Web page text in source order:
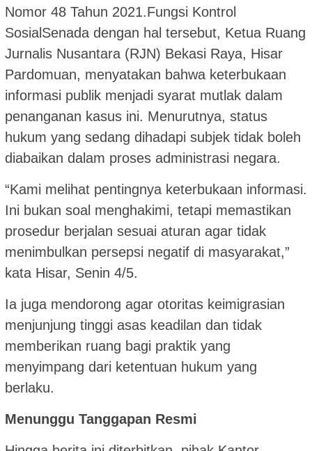
Nomor 48 Tahun 2021.Fungsi Kontrol
SosialSenada dengan hal tersebut, Ketua Ruang
Jurnalis Nusantara (RJN) Bekasi Raya, Hisar
Pardomuan, menyatakan bahwa keterbukaan
informasi publik menjadi syarat mutlak dalam
penanganan kasus ini. Menurutnya, status
hukum yang sedang dihadapi subjek tidak boleh
diabaikan dalam proses administrasi negara.
“Kami melihat pentingnya keterbukaan informasi.
Ini bukan soal menghakimi, tetapi memastikan
prosedur berjalan sesuai aturan agar tidak
menimbulkan persepsi negatif di masyarakat,”
kata Hisar, Senin 4/5.
Ia juga mendorong agar otoritas keimigrasian
menjunjung tinggi asas keadilan dan tidak
memberikan ruang bagi praktik yang
menyimpang dari ketentuan hukum yang
berlaku.
Menunggu Tanggapan Resmi